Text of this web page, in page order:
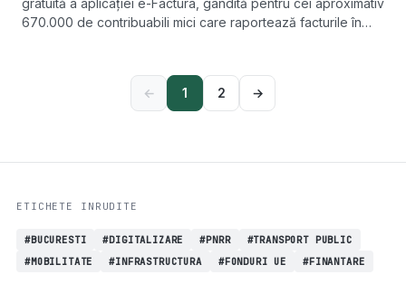
670.000 de contribuabili mici care raportează facturile în
← 1 2 →
ETICHETE INRUDITE
#BUCURESTI #DIGITALIZARE #PNRR
#TRANSPORT PUBLIC
#MOBILITATE
#INFRASTRUCTURA #FONDURI UE #FINANTARE